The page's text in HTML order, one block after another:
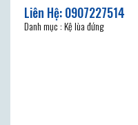
Danh mục : Kệ lùa đứng